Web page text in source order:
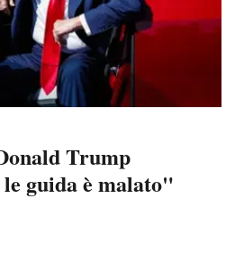
Trump
guida è malato"